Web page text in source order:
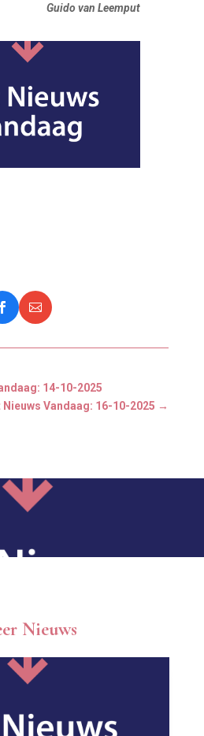
Guido van Leemput
14-10-2025
Nieuws Vandaag: 16-10-2025 →
Nieuws